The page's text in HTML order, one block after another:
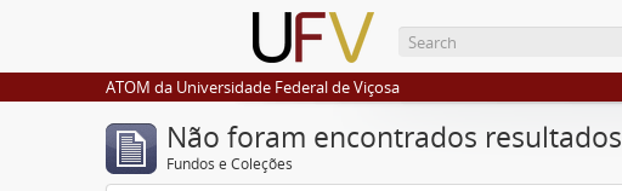
ATOM da Universidade Federal de Viçosa
Não foram encontrados resultados
Fundos e Coleções